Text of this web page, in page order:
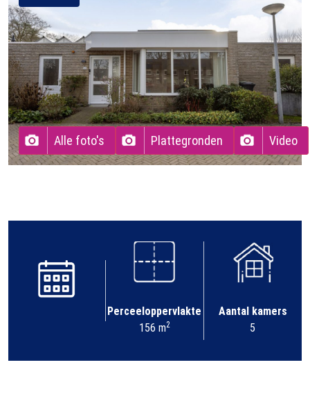
Alle foto's Plattegronden Video
Perceeloppervlakte
156 m2
Aantal kamers
5